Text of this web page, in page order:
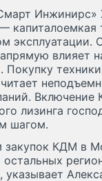
Инжинирс»
капиталоемкая
эксплуатации.
влияет
Покупку
Включение
лизинга
шагом.
закупок КДМ в
остальных
указывает